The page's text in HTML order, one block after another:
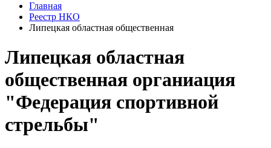
Главная
Реестр НКО
Липецкая областная общественная
Липецкая областная
общественная органиация
"Федерация спортивной
стрельбы"